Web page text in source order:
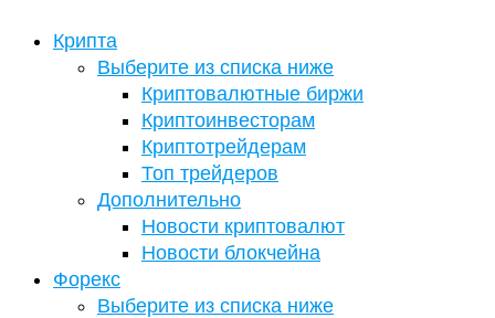
Крипта
Выберите из списка ниже
Криптовалютные биржи
Криптоинвесторам
Криптотрейдерам
Топ трейдеров
Дополнительно
Новости криптовалют
Новости блокчейна
Форекс
Выберите из списка ниже